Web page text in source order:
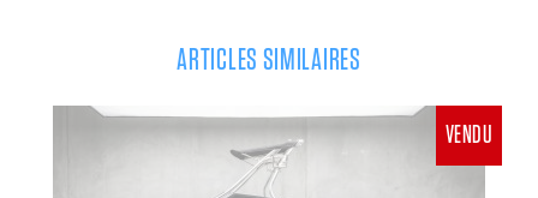
ARTICLES SIMILAIRES
VENDU